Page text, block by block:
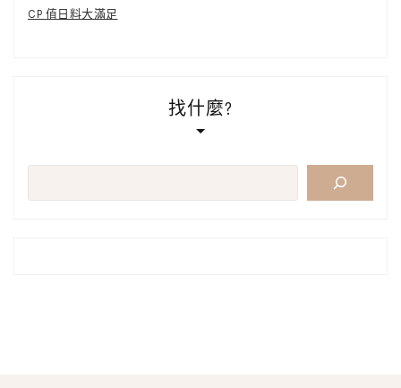
CP 值日料大滿足
找什麼?